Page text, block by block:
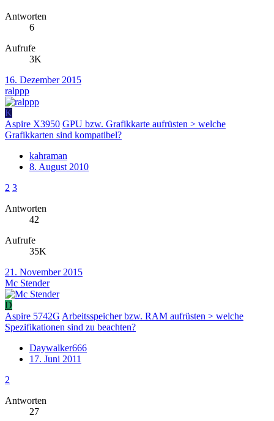
Antworten
6
Aufrufe
3K
16. Dezember 2015
ralppp
K
Aspire X3950 GPU bzw. Grafikkarte aufrüsten > welche
Grafikkarten sind kompatibel?
kahraman
8. August 2010
2 3
Antworten
42
Aufrufe
35K
21. November 2015
Mc Stender
D
Aspire 5742G Arbeitsspeicher bzw. RAM aufrüsten > welche
Spezifikationen sind zu beachten?
Daywalker666
17. Juni 2011
2
Antworten
27